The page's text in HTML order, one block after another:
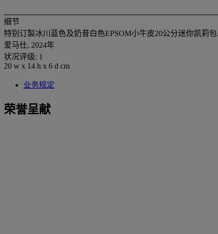
细节
特别订製冰川蓝色及奶昔白色EPSOM小牛皮20公分迷你凯莉
爱马仕, 2024年
状况评级: 1
20 w x 14 h x 6 d cm
业务规定
荣誉呈献